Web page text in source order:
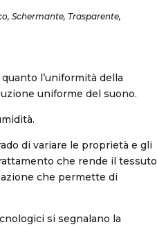
Schermante, Trasparente,
l’uniformità della
uniforme del suono.
di variare le proprietà e gli
che rende il tessuto
che permette di
si segnalano la